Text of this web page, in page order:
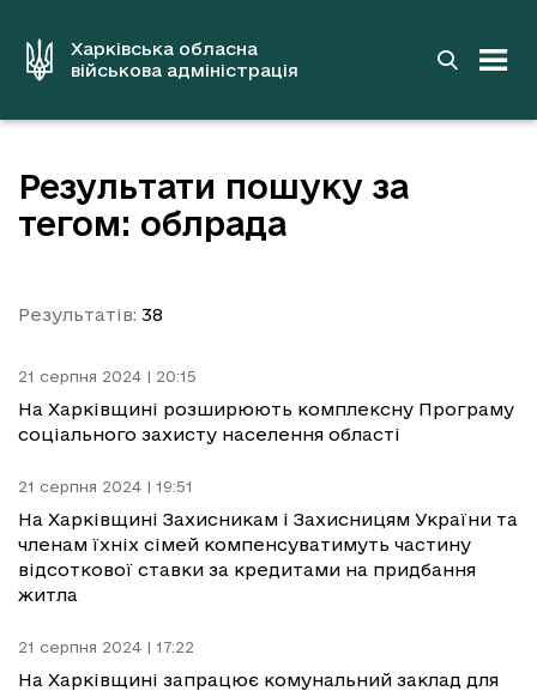
вмістуХарківська обласна
військова адміністрація
Результати пошуку за
тегом: облрада
Результатів: 38
21 серпня 2024 | 20:15
На Харківщині розширюють комплексну Програму
соціального захисту населення області
21 серпня 2024 | 19:51
На Харківщині Захисникам і Захисницям України та
членам їхніх сімей компенсуватимуть частину
відсоткової ставки за кредитами на придбання
житла
21 серпня 2024 | 17:22
На Харківщині запрацює комунальний заклад для